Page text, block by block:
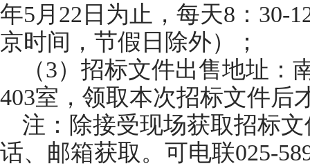
年5月22日为止，每天8：30-
京时间，节假日除外）；
（3）招标文件出售地址：
403室，领取本次招标文件后
注：除接受现场获取招标
话、邮箱获取。可电联025-